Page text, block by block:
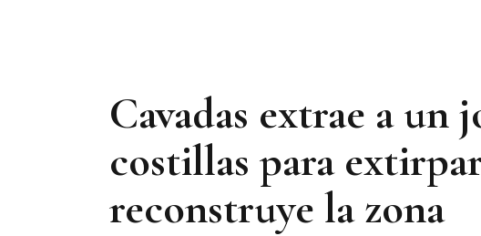
Cavadas extrae a un
costillas para
reconstruye la zona